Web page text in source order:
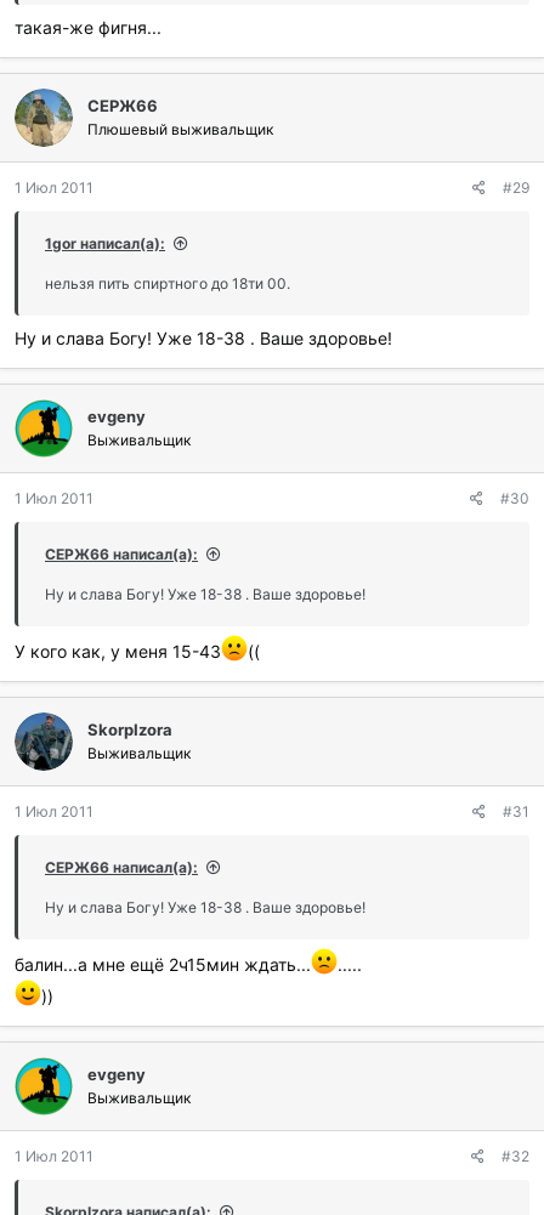
такая-же фигня...
СЕРЖ66
Плюшевый выживальщик
1 Июл 2011 #29
1gor написал(а):
нельзя пить спиртного до 18ти 00.
Ну и слава Богу! Уже 18-38 . Ваше здоровье!
evgeny
Выживальщик
1 Июл 2011 #30
СЕРЖ66 написал(а):
Ну и слава Богу! Уже 18-38 . Ваше здоровье!
У кого как, у меня 15-43 ((
SkorpIzora
Выживальщик
1 Июл 2011 #31
СЕРЖ66 написал(а):
Ну и слава Богу! Уже 18-38 . Ваше здоровье!
балин...а мне ещё 2ч15мин ждать...
.....
))
evgeny
Выживальщик
1 Июл 2011 #32
SkorpIzora написал(а):